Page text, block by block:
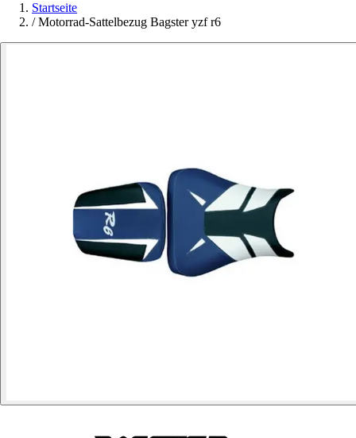
Startseite
/ Motorrad-Sattelbezug Bagster yzf r6